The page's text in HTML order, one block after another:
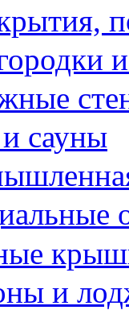
сауны
и